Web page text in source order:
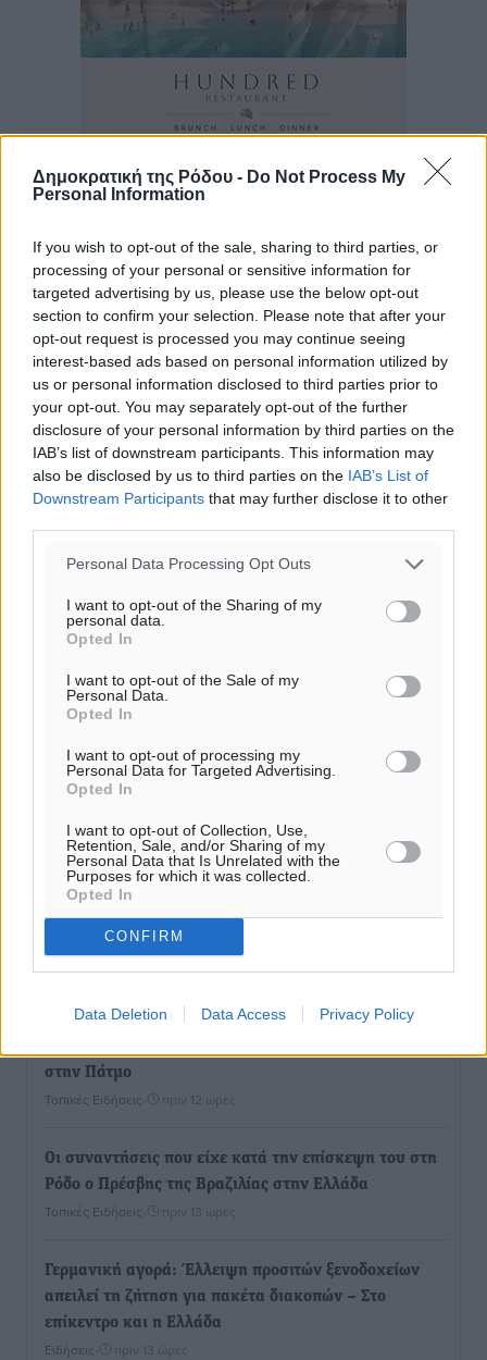
Δημοκρατική της Ρόδου - Do Not Process My
Personal Information
If you wish to opt-out of the sale, sharing to third parties, or
processing of your personal or sensitive information for
targeted advertising by us, please use the below opt-out
section to confirm your selection. Please note that after your
opt-out request is processed you may continue seeing
interest-based ads based on personal information utilized by
us or personal information disclosed to third parties prior to
your opt-out. You may separately opt-out of the further
disclosure of your personal information by third parties on the
IAB’s list of downstream participants. This information may
also be disclosed by us to third parties on the IAB’s List of
Downstream Participants that may further disclose it to other
Personal Data Processing Opt Outs
I want to opt-out of the Sharing of my
personal data.
Opted In
I want to opt-out of the Sale of my
Personal Data.
Opted In
I want to opt-out of processing my
Personal Data for Targeted Advertising.
Opted In
I want to opt-out of Collection, Use,
Retention, Sale, and/or Sharing of my
Personal Data that Is Unrelated with the
Purposes for which it was collected.
Opted In
CONFIRM
Data Deletion Data Access Privacy Policy
Ροή ειδήσεων
Η Meridiam ξεκλειδώνει τις έρευνες βυθού στη
θαλάσσια περιοχή Κάσου και Καρπάθου
Παρουσίαση βιβλίου του Α. Χατζημιχαήλ – Τιμητική
εκδήλωση για τους αυτοδιοικητικούς της Κω
Πολιτιστικά• πριν 11 ώρες
Εγκρίθηκε η ηλεκτρική διασύνδεση Ρόδου και Κω
μέσω υποβρύχιων καλωδίων με την ηπειρωτική
Ελλάδα
στην Πάτμο
Τοπικές Ειδήσεις πριν 12 ώρες
Οι συναντήσεις που είχε κατά την επίσκεψη του στη
Ρόδο ο Πρέσβης της Βραζιλίας στην Ελλάδα
Τοπικές Ειδήσεις πριν 13 ώρες
Γερμανική αγορά: Έλλειψη προσιτών ξενοδοχείων
απειλεί τη ζήτηση για πακέτα διακοπών – Στο
επίκεντρο και η Ελλάδα
Ειδήσεις πριν 13 ώρες